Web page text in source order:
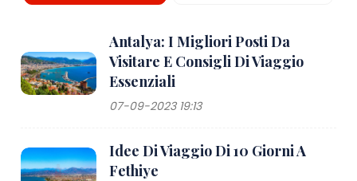
Antalya: I Migliori Posti Da
Visitare E Consigli Di Viaggio
Essenziali
07-09-2023 19:13
Idee Di Viaggio Di 10 Giorni A
Fethiye